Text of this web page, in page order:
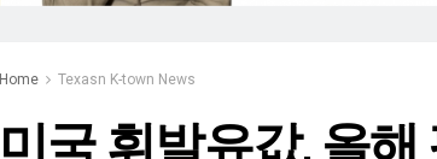
Home Texasn K-town News
미국 휘발유값, 올